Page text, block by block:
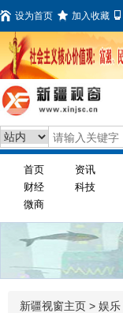
设为首页 加入收藏
首页 资讯
财经
科技
微商
新疆视窗主页 > 娱乐